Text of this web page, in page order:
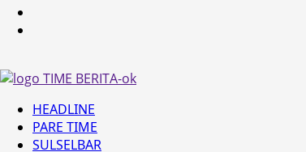
Primary
Menu
HEADLINE
PARE TIME
SULSELBAR